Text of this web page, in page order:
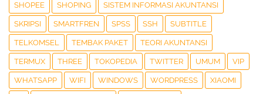
SHOPEE SHOPING SISTEM INFORMASI AKUNTANSI
SKRIPSI SMARTFREN SPSS SSH SUBTITLE
TELKOMSEL TEMBAK PAKET TEORI AKUNTANSI
TERMUX THREE TOKOPEDIA TWITTER UMUM VIP
WHATSAPP WIFI WINDOWS WORDPRESS XIAOMI